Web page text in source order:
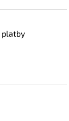
platby